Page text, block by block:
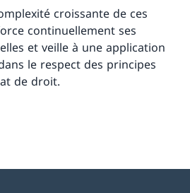
croissante de ces
continuellement ses
et veille à une application
le respect des principes
de droit.